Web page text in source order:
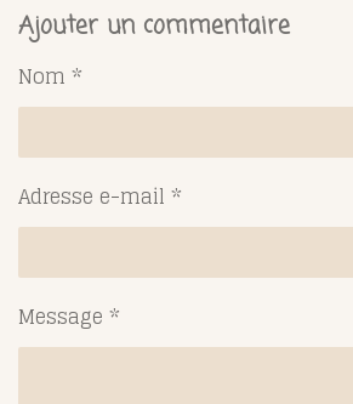
t
a
e
r
t
a
r
t
a
r
t
a
r
Ajouter un commentaire
Nom *
Adresse e-mail *
Message *